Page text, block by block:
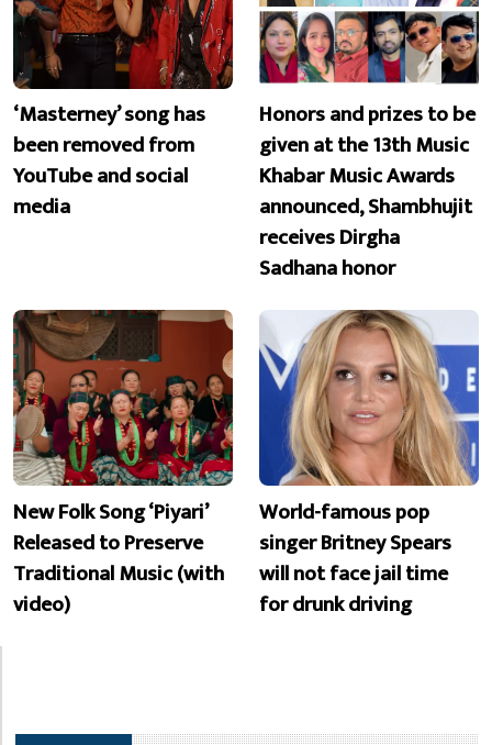
‘Masterney’ song has
been removed from
YouTube and social
media
Honors and prizes to be
given at the 13th Music
Khabar Music Awards
announced, Shambhujit
receives Dirgha
Sadhana honor
New Folk Song ‘Piyari’
Released to Preserve
Traditional Music (with
video)
World-famous pop
singer Britney Spears
will not face jail time
for drunk driving